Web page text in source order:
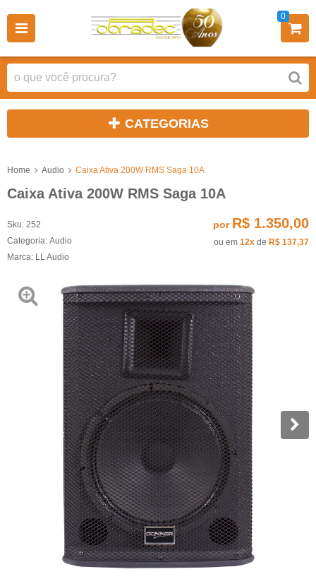
0
CATEGORIAS
Home Audio Caixa Ativa 200W RMS Saga 10A
Caixa Ativa 200W RMS Saga 10A
Sku: 252
Categoria: Audio
Marca: LL Audio
por R$ 1.350,00
ou em 12x de R$ 137,37